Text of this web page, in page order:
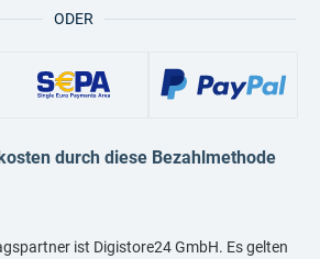
ODER
durch diese Bezahlmethode
ist Digistore24 GmbH. Es gelten